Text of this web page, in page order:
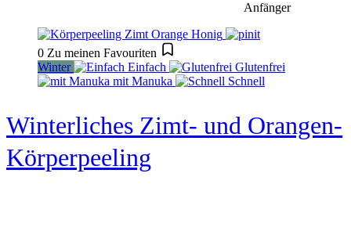
Anfänger
0 Zu meinen Favouriten
Winter
Einfach
Glutenfrei
mit Manuka
Schnell
Winterliches Zimt- und Orangen-
Körperpeeling